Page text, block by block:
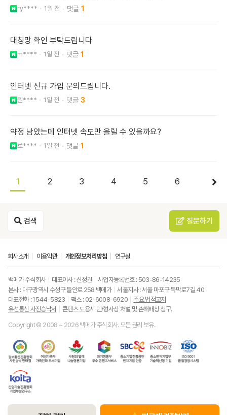
ry**** 1일 전 1
대칭망 확인 부탁드립니다
m**** 1일 전 1
인터넷 신규 가입 문의드립니다.
원**** 1일 전 3
약정 남았는데 인터넷 속도만 올릴 수 있을까요?
로**** 1일 전 1
1 2 3 4 5 6
검색 질문하기
회사소개 이용약관 개인정보처리방침 연구실
백메가 주식회사 대표이사 : 신정권
사업자등록번호 : 503-86-14235
본사 : 대구광역시 수성구 들안로 258 백메가
서울지사 : 서울 마포구 독막로7길 40
대표전화 : 1544-5823
팩스 : 02-6008-6920
주요 법적고지
유선통신 사전승낙서
콘텐츠 도용시 민/형사상 처벌 및 손해배상 청구.
Copyright © 2008 ~ 2026 백메가 주식회사. 모든 권리 보유.
정
보
신
진
흥
협
유
가
랑
의
열
통
서
중
소
기
업
중
소
벤
처
ISO9001
경
국
산
업
술